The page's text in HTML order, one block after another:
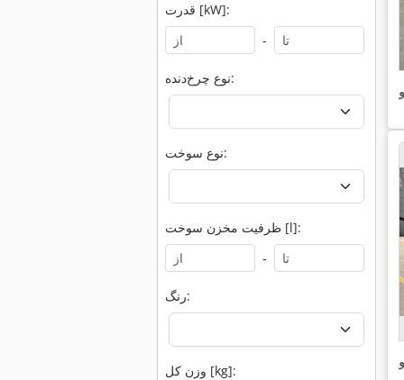
قدرت [kW]:
-
نوع چرخ‌دنده:
نوع سوخت:
ظرفیت مخزن سوخت [l]:
-
رنگ:
وزن کل [kg]: